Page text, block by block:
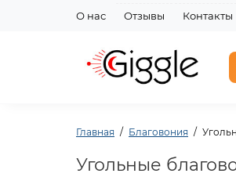
О нас Отзывы Контакты
Главная Благовония
Угольные